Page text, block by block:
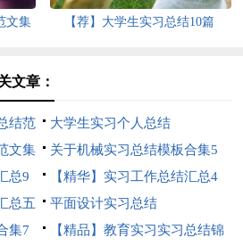
文集
【荐】大学生实习总结10篇
文章：
结范
大学生实习个人总结
文集
关于机械实习总结模板合集5
篇
总9
【精华】实习工作总结汇总4
篇
总五
平面设计实习总结
集7
【精品】教育实习实习总结锦